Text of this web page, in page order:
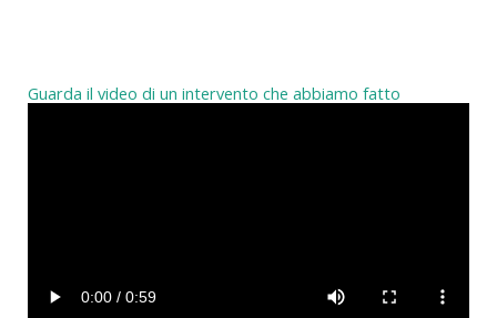
Guarda il video di un intervento che abbiamo fatto